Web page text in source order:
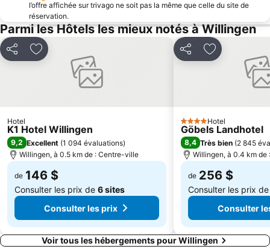
l’offre affichée sur trivago ne soit pas la même que celle du site de
réservation.
Parmi les Hôtels les mieux notés à Willingen
PartagerAjouter à mes favoris
Hotel
K1 Hotel Willingen
9,2 Excellent (1 094 évaluations)
Willingen, à 0.5 km de : Centre-ville
de 146 $
Consulter les prix de 6 sites
Consulter les prix
PartagerAjouter à
4 ÉtoilesHotel
Göbels Landhotel
8,4 Très bien (2 845
Willingen, à 0.4 km
de 256 $
Consulter les prix
Consulter
Voir tous les hébergements pour Willingen